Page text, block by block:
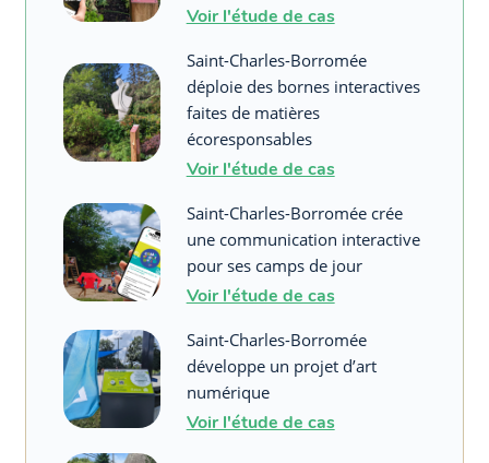
Voir l'étude de cas
Saint-Charles-Borromée
déploie des bornes interactives
faites de matières
écoresponsables
Voir l'étude de cas
Saint-Charles-Borromée crée
une communication interactive
pour ses camps de jour
Voir l'étude de cas
Saint-Charles-Borromée
développe un projet d’art
numérique
Voir l'étude de cas